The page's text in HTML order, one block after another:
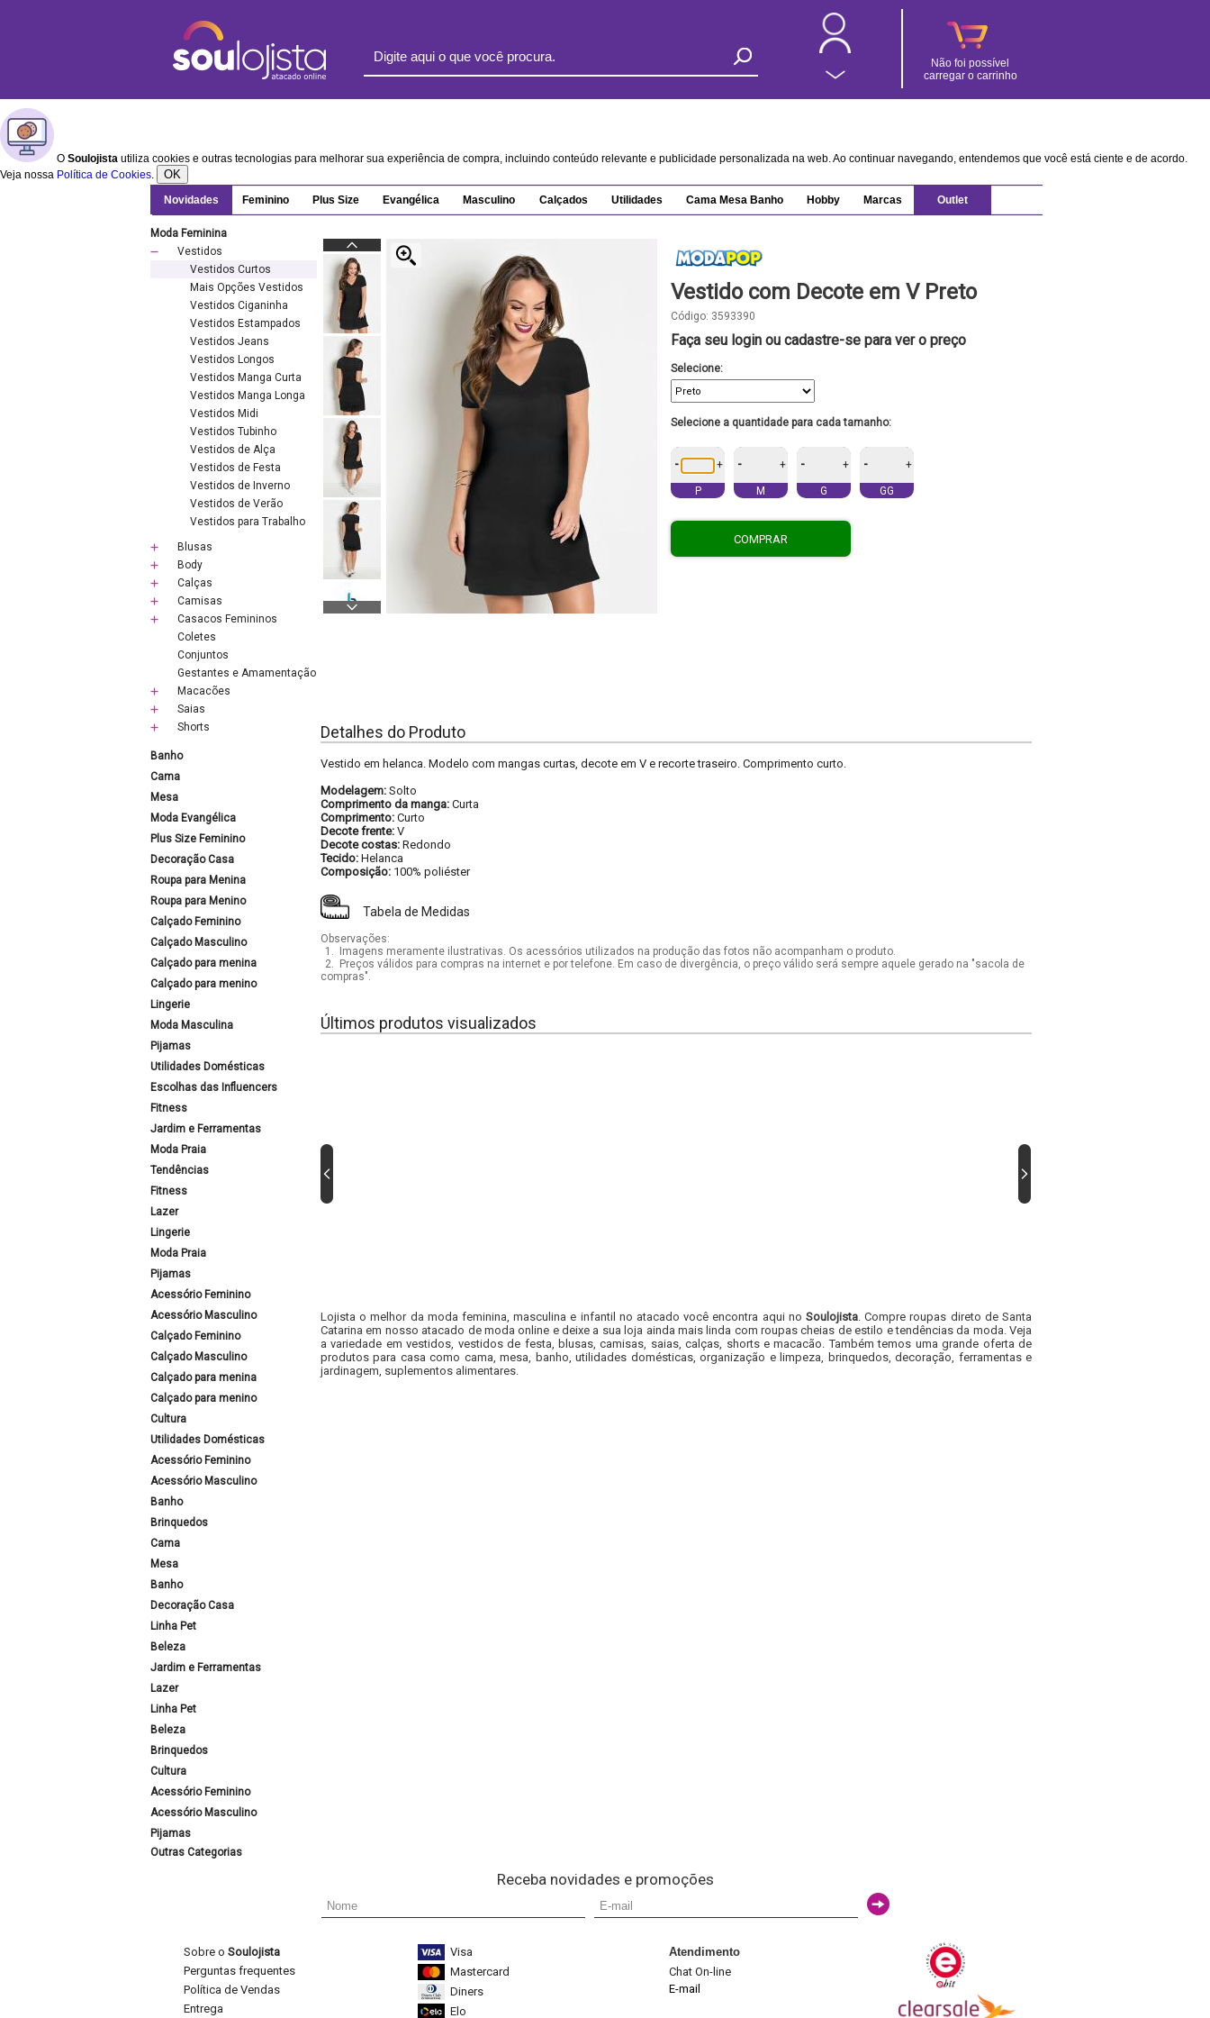
Não foi possível
carregar o carrinho
O Soulojista utiliza cookies e outras tecnologias para melhorar sua experiência de compra, incluindo conteúdo relevante e publicidade personalizada na web. Ao continuar navegando, entendemos que você está ciente e de acordo.
Veja nossa Política de Cookies. OK
Novidades Feminino Plus Size Evangélica Masculino Calçados Utilidades Cama Mesa Banho Hobby Marcas Outlet
Moda Feminina
Vestidos
Vestidos Curtos
Mais Opções Vestidos
Vestidos Ciganinha
Vestidos Estampados
Vestidos Jeans
Vestidos Longos
Vestidos Manga Curta
Vestidos Manga Longa
Vestidos Midi
Vestidos Tubinho
Vestidos de Alça
Vestidos de Festa
Vestidos de Inverno
Vestidos de Verão
Vestidos para Trabalho
Blusas
Body
Calças
Camisas
Casacos Femininos
Coletes
Conjuntos
Gestantes e Amamentação
Macacões
Saias
Shorts
Banho
Cama
Mesa
Moda Evangélica
Plus Size Feminino
Decoração Casa
Roupa para Menina
Roupa para Menino
Calçado Feminino
Calçado Masculino
Calçado para menina
Calçado para menino
Lingerie
Moda Masculina
Pijamas
Utilidades Domésticas
Escolhas das Influencers
Fitness
Jardim e Ferramentas
Moda Praia
Tendências
Fitness
Lazer
Lingerie
Moda Praia
Pijamas
Acessório Feminino
Acessório Masculino
Calçado Feminino
Calçado Masculino
Calçado para menina
Calçado para menino
Cultura
Utilidades Domésticas
Acessório Feminino
Acessório Masculino
Banho
Brinquedos
Cama
Mesa
Banho
Decoração Casa
Linha Pet
Beleza
Jardim e Ferramentas
Lazer
Linha Pet
Beleza
Brinquedos
Cultura
Acessório Feminino
Acessório Masculino
Pijamas
Outras Categorias
Vestido com Decote em V Preto
Código: 3593390
Faça seu login ou cadastre-se para ver o preço
Selecione:
Selecione a quantidade para cada tamanho:
- +
P
- +
M
- +
G
- +
GG
COMPRAR
Detalhes do Produto
Vestido em helanca. Modelo com mangas curtas, decote em V e recorte traseiro. Comprimento curto.
Modelagem: Solto
Comprimento da manga: Curta
Comprimento: Curto
Decote frente: V
Decote costas: Redondo
Tecido: Helanca
Composição: 100% poliéster
Tabela de Medidas
Observações:
1.
Imagens meramente ilustrativas. Os acessórios utilizados na produção das fotos não acompanham o produto.
2.
Preços válidos para compras na internet e por telefone. Em caso de divergência, o preço válido será sempre aquele gerado na "sacola de
compras".
Últimos produtos visualizados
Lojista o melhor da moda feminina, masculina e infantil no atacado você encontra aqui no Soulojista. Compre roupas direto de Santa
Catarina em nosso atacado de moda online e deixe a sua loja ainda mais linda com roupas cheias de estilo e tendências da moda. Veja
a variedade em vestidos, vestidos de festa, blusas, camisas, saias, calças, shorts e macacão. Também temos uma grande oferta de
produtos para casa como cama, mesa, banho, utilidades domésticas, organização e limpeza, brinquedos, decoração, ferramentas e
jardinagem, suplementos alimentares.
Receba novidades e promoções
Sobre o Soulojista
Perguntas frequentes
Política de Vendas
Entrega
Visa
Mastercard
Diners
Elo
Atendimento
Chat On-line
E-mail